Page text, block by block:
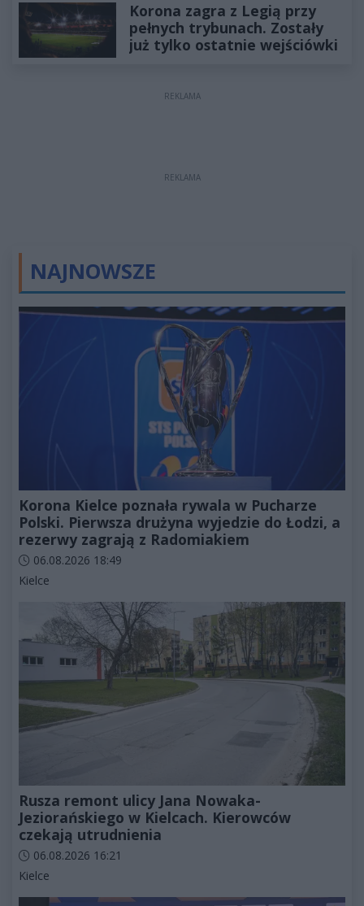
Korona zagra z Legią przy
pełnych trybunach. Zostały
już tylko ostatnie wejściówki
REKLAMA
REKLAMA
NAJNOWSZE
Korona Kielce poznała rywala w Pucharze
Polski. Pierwsza drużyna wyjedzie do Łodzi, a
rezerwy zagrają z Radomiakiem
Data dodania artykułu:
06.08.2026 18:49
Kategorie artykułu:
Kielce
Rusza remont ulicy Jana Nowaka-
Jeziorańskiego w Kielcach. Kierowców
czekają utrudnienia
Data dodania artykułu:
06.08.2026 16:21
Kategorie artykułu:
Kielce